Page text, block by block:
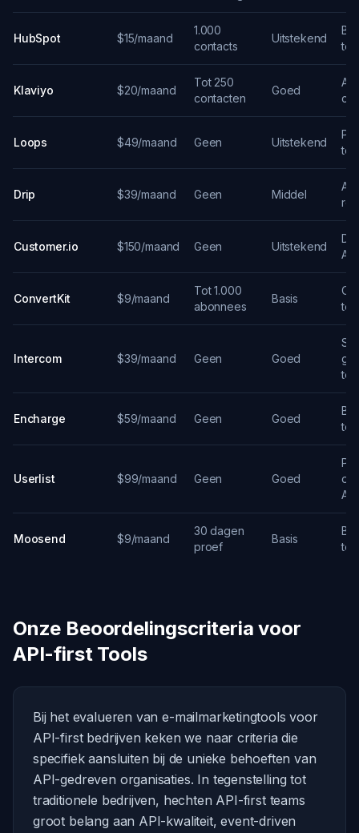
HubSpot $15/maand
1.000
contacts
Uitstekend
Klaviyo $20/maand
Tot 250
contacten
Goed
Loops $49/maand Geen Uitstekend
Drip $39/maand Geen Middel
Customer.io $150/maand Geen Uitstekend
ConvertKit $9/maand
Tot 1.000
abonnees
Basis
Intercom $39/maand Geen Goed
Encharge $59/maand Geen Goed
Userlist $99/maand Geen Goed
Moosend $9/maand
30 dagen
proef
Basis
Onze Beoordelingscriteria voor
API-first Tools
Bij het evalueren van e-mailmarketingtools voor
API-first bedrijven keken we naar criteria die
specifiek aansluiten bij de unieke behoeften van
API-gedreven organisaties. In tegenstelling tot
traditionele bedrijven, hechten API-first teams
groot belang aan API-kwaliteit, event-driven